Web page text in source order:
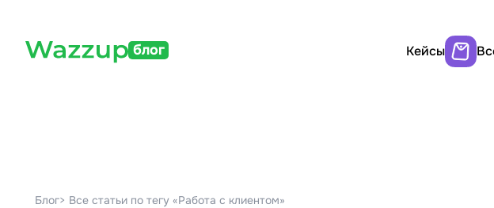
блог Кейсы
Блог> Все статьи по тегу «Работа с клиентом»